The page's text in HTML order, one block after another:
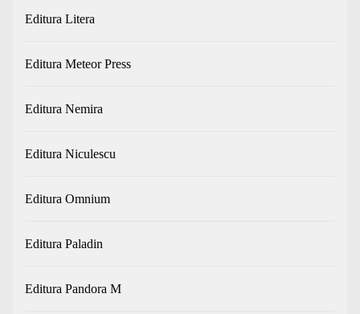
Editura Litera
Editura Meteor Press
Editura Nemira
Editura Niculescu
Editura Omnium
Editura Paladin
Editura Pandora M